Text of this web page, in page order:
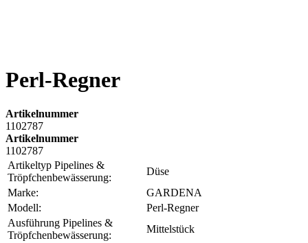
Perl-Regner
Artikelnummer
1102787
Artikelnummer
1102787
Artikeltyp Pipelines &
Tröpfchenbewässerung:
Düse
Marke:
GARDENA
Modell:
Perl-Regner
Ausführung Pipelines &
Tröpfchenbewässerung:
Mittelstück